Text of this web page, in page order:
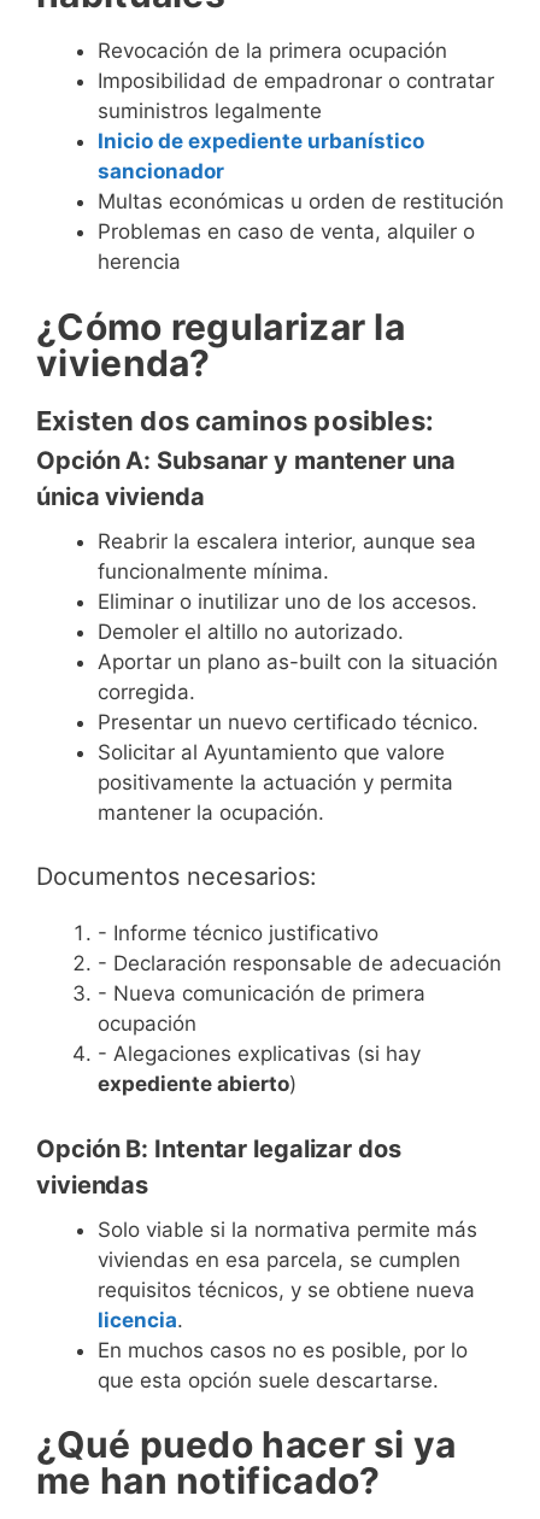
Revocación de la primera ocupación
Imposibilidad de empadronar o contratar
suministros legalmente
Inicio de expediente urbanístico
sancionador
Multas económicas u orden de restitución
Problemas en caso de venta, alquiler o
herencia
¿Cómo regularizar la
vivienda?
Existen dos caminos posibles:
Opción A: Subsanar y mantener una
única vivienda
Reabrir la escalera interior, aunque sea
funcionalmente mínima.
Eliminar o inutilizar uno de los accesos.
Demoler el altillo no autorizado.
Aportar un plano as-built con la situación
corregida.
Presentar un nuevo certificado técnico.
Solicitar al Ayuntamiento que valore
positivamente la actuación y permita
mantener la ocupación.
Documentos necesarios:
- Informe técnico justificativo
- Declaración responsable de adecuación
- Nueva comunicación de primera
ocupación
- Alegaciones explicativas (si hay
expediente abierto)
Opción B: Intentar legalizar dos
viviendas
Solo viable si la normativa permite más
viviendas en esa parcela, se cumplen
requisitos técnicos, y se obtiene nueva
licencia.
En muchos casos no es posible, por lo
que esta opción suele descartarse.
¿Qué puedo hacer si ya
me han notificado?